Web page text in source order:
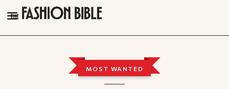
THE FASHION BIBLE
MOST WANTED